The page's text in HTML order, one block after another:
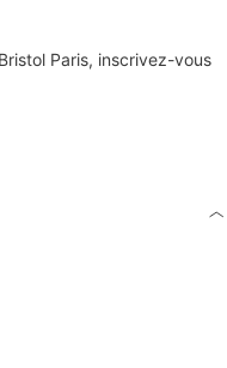
Paris, inscrivez-vous